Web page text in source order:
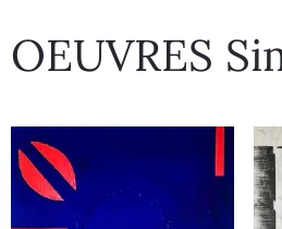
OEUVRES